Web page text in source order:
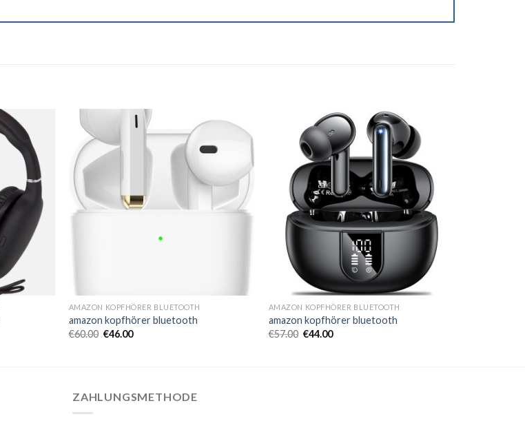
AMAZON KOPFHÖRER BLUETOOTH
amazon kopfhörer bluetooth
€60.00 €46.00
AMAZON KOPFHÖRER BLUETOOTH
amazon kopfhörer bluetooth
€57.00 €44.00
ZAHLUNGSMETHODE